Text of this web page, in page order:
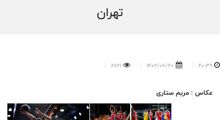
تهران
20:39
1402/06/20
8621
عکاس : مریم ستاری